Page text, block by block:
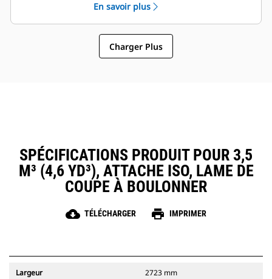
bonne visibilité vers l'avant et en
évitant d'endommager les coins lors
du vidage.
En savoir plus
Charger Plus
SPÉCIFICATIONS PRODUIT POUR 3,5
M³ (4,6 YD³), ATTACHE ISO, LAME DE
COUPE À BOULONNER
cloud_download TÉLÉCHARGER print IMPRIMER
Largeur 2723 mm